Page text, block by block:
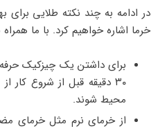
در ادامه به چند نکته طلایی
خرما اشاره خواهیم کرد. با ما همراه
برای داشتن یک چیزکیک
۳۰ دقیقه قبل از شروع
محیط شوند.
از خرمای نرم مثل خرمای